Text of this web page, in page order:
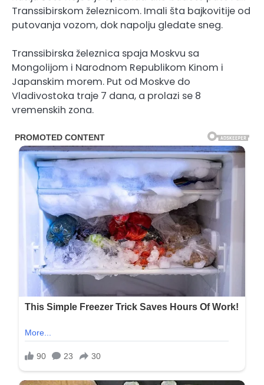
Transsibirskom železnicom. Imali šta bajkovitije od
putovanja vozom, dok napolju gledate sneg.
Transsibirska železnica spaja Moskvu sa
Mongolijom i Narodnom Republikom Kinom i
Japanskim morem. Put od Moskve do
Vladivostoka traje 7 dana, a prolazi se 8
vremenskih zona.